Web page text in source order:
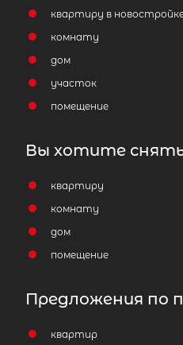
квартиру в
комнату
дом
участок
помещение
Вы хотите
квартиру
комнату
дом
помещение
Предложения по
квартир